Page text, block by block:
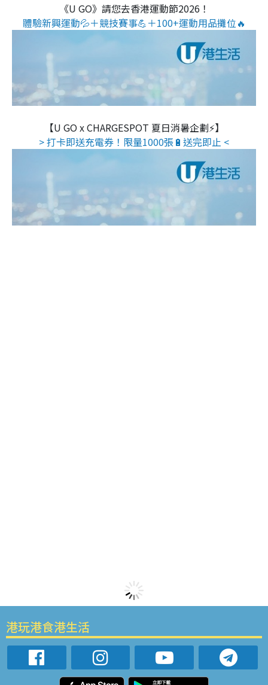
《U GO》請您去香港運動節2026！
體驗新興運動💦＋競技賽事💪＋100+運動用品攤位🔥
【U GO x CHARGESPOT 夏日消暑企劃⚡】
> 打卡即送充電券！限量1000張🔋送完即止 <
港玩港食港生活